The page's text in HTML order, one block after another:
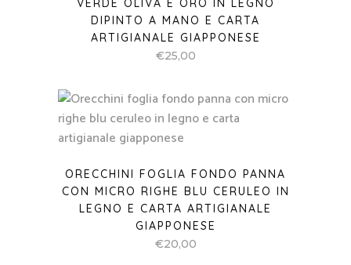
VERDE OLIVA E ORO IN LEGNO
DIPINTO A MANO E CARTA
ARTIGIANALE GIAPPONESE
€25,00
ORECCHINI FOGLIA FONDO PANNA
CON MICRO RIGHE BLU CERULEO IN
LEGNO E CARTA ARTIGIANALE
GIAPPONESE
€20,00